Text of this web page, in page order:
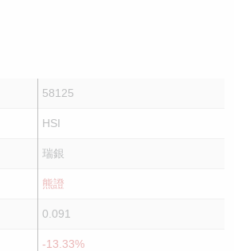
58125
HSI
瑞銀
熊證
0.091
-13.33%